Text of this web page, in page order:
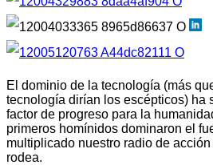
El dominio de la tecnología (más
tecnología dirían los escépticos) ha
factor de progreso para la
primeros homínidos dominaron el
multiplicado nuestro radio de
rodea.